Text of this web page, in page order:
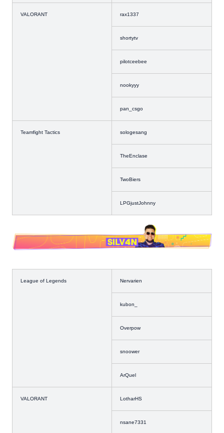
VALORANT rax1337
shortytv
pilotceebee
nookyyy
pan_csgo
Teamfight Tactics sologesang
TheEnclase
TwoBiers
LPGjustJohnny
League of Legends Nervarien
kubon_
Overpow
snoower
ArQuel
VALORANT LotharHS
nsane7331